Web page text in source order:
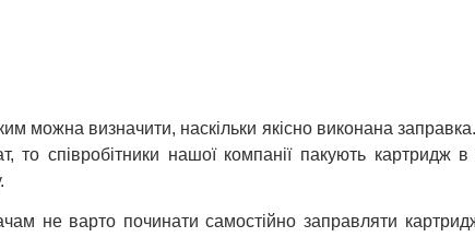
можна визначити, наскільки якісно виконана
то співробітники нашої компанії пакують картридж
не варто починати самостійно заправляти